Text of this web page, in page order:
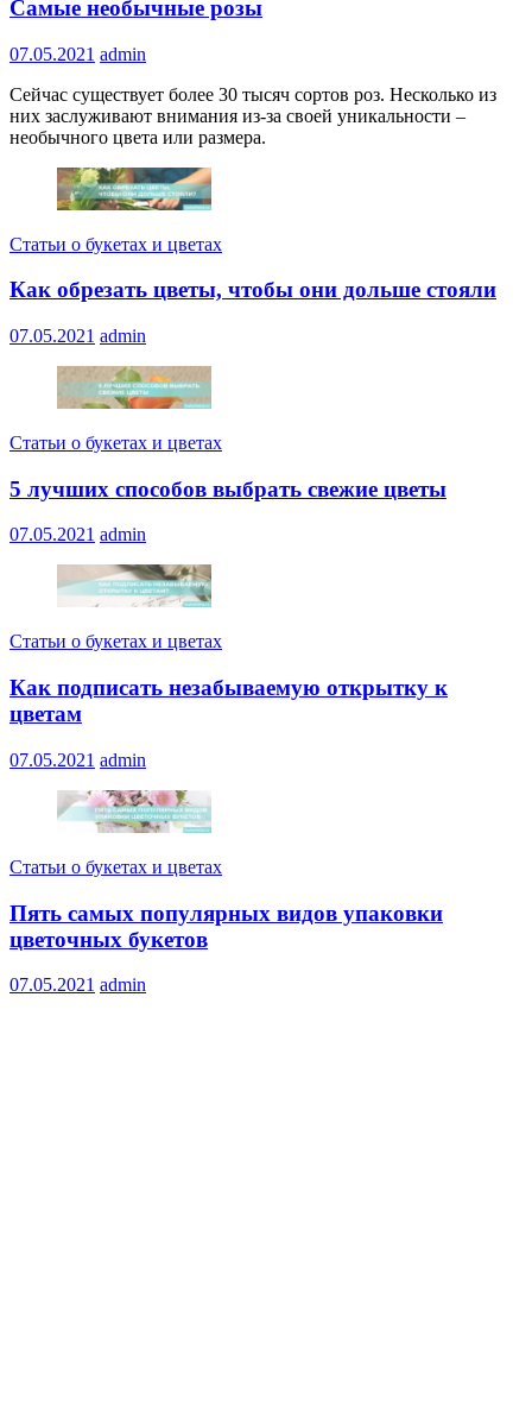
Самые необычные розы
07.05.2021 admin
Сейчас существует более 30 тысяч сортов роз. Несколько из
них заслуживают внимания из-за своей уникальности –
необычного цвета или размера.
Статьи о букетах и цветах
Как обрезать цветы, чтобы они дольше стояли
07.05.2021 admin
Статьи о букетах и цветах
5 лучших способов выбрать свежие цветы
07.05.2021 admin
Статьи о букетах и цветах
Как подписать незабываемую открытку к
цветам
07.05.2021 admin
Статьи о букетах и цветах
Пять самых популярных видов упаковки
цветочных букетов
07.05.2021 admin